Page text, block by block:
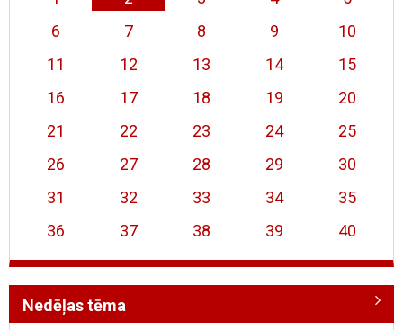
6
7 8 9
10
11
12 13 14
15
16
17 18 19
20
21
22 23 24
25
26
27 28 29
30
31
32 33 34
35
36
37 38 39 40
Nedēļas tēma